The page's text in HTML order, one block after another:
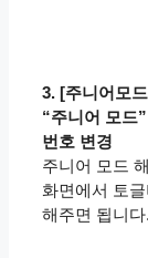
3. [주니어모
“주니어 모드
번호 변경
주니어 모드
화면에서 토
해주면 됩니다.